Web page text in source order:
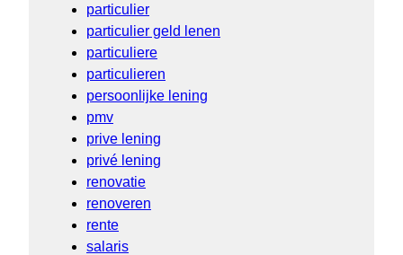
particulier
particulier geld lenen
particuliere
particulieren
persoonlijke lening
pmv
prive lening
privé lening
renovatie
renoveren
rente
salaris